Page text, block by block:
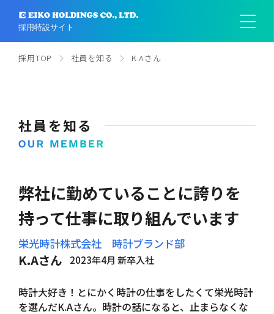
採用特設サイト
MENU
採用TOP 社員を知る K.Aさん
社員を知る
弊社に勤めていることに誇りを
持って仕事に取り組んでいます
栄光時計株式会社 時計ブランド部
K.Aさん 2023年4月 新卒入社
時計大好き！とにかく時計の仕事をしたくて栄光時計
を選んだK.Aさん。時計の話になると、止まらなくな